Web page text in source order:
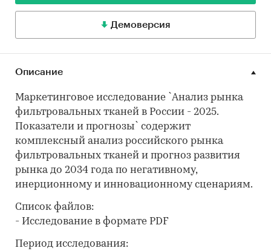
Демоверсия
Описание
Маркетинговое исследование `Анализ рынка
фильтровальных тканей в России - 2025.
Показатели и прогнозы` содержит
комплексный анализ российского рынка
фильтровальных тканей и прогноз развития
рынка до 2034 года по негативному,
инерционному и инновационному сценариям.
Список файлов:
- Исследование в формате PDF
Период исследования: